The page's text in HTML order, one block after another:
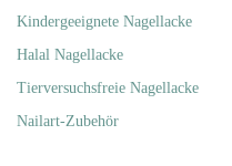
Kindergeeignete Nagellacke
Halal Nagellacke
Tierversuchsfreie Nagellacke
Nailart-Zubehör